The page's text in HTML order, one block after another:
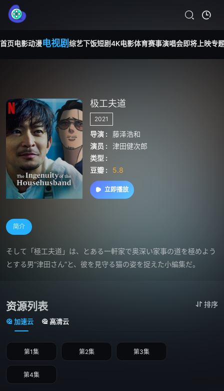
首页电影动漫电视剧 综艺下饭短剧4K电影体育赛事演唱会即将上映专
极工夫道
2021
导演 :
藤泽浩和
演员 :
津田健次郎
类型 :
豆瓣 :
5.8
立即播放
简介
そして「極工夫道」は、とある一軒家で奥深い家事の道を極めよう
とする男“津田さん”と、彼を見守る猫の姿を捉えた小編集だ。
资源列表 排序
加速云 高清云
第1集 第2集 第3集
第4集